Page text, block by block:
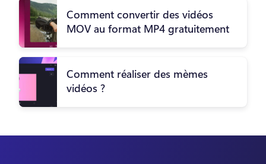
Comment convertir des vidéos
MOV au format MP4 gratuitement
Comment réaliser des mèmes
vidéos ?